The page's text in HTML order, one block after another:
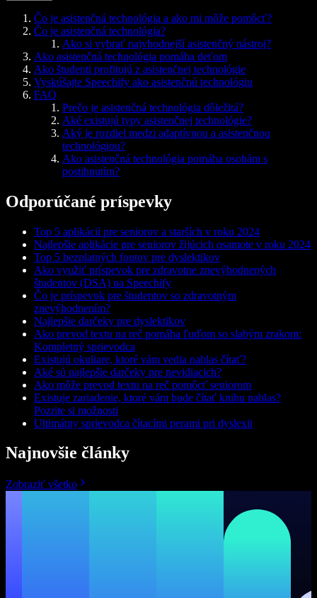
Čo je asistenčná technológia a ako mi môže pomôcť?
Čo je asistenčná technológia?
Ako si vybrať najvhodnejší asistenčný nástroj?
Ako asistenčná technológia pomáha deťom
Ako študenti profitujú z asistenčnej technológie
Vyskúšajte Speechify ako asistenčnú technológiu
FAQ
Prečo je asistenčná technológia dôležitá?
Aké existujú typy asistenčnej technológie?
Aký je rozdiel medzi adaptívnou a asistenčnou
technológiou?
Ako asistenčná technológia pomáha osobám s
postihnutím?
Odporúčané príspevky
Top 5 aplikácií pre seniorov a starších v roku 2024
Najlepšie aplikácie pre seniorov žijúcich osamote v roku 2024
Top 5 bezplatných fontov pre dyslektikov
Ako využiť príspevok pre zdravotne znevýhodnených
študentov (DSA) na Speechify
Čo je príspevok pre študentov so zdravotným
znevýhodnením?
Najlepšie darčeky pre dyslektikov
Ako prevod textu na reč pomáha ľuďom so slabým zrakom:
Kompletný sprievodca
Existujú okuliare, ktoré vám vedia nahlas čítať?
Aké sú najlepšie darčeky pre nevidiacich?
Ako môže prevod textu na reč pomôcť seniorom
Existuje zariadenie, ktoré vám bude čítať knihu nahlas?
Pozrite si možnosti
Ultimátny sprievodca čítacími perami pri dyslexii
Najnovšie články
Zobraziť všetko